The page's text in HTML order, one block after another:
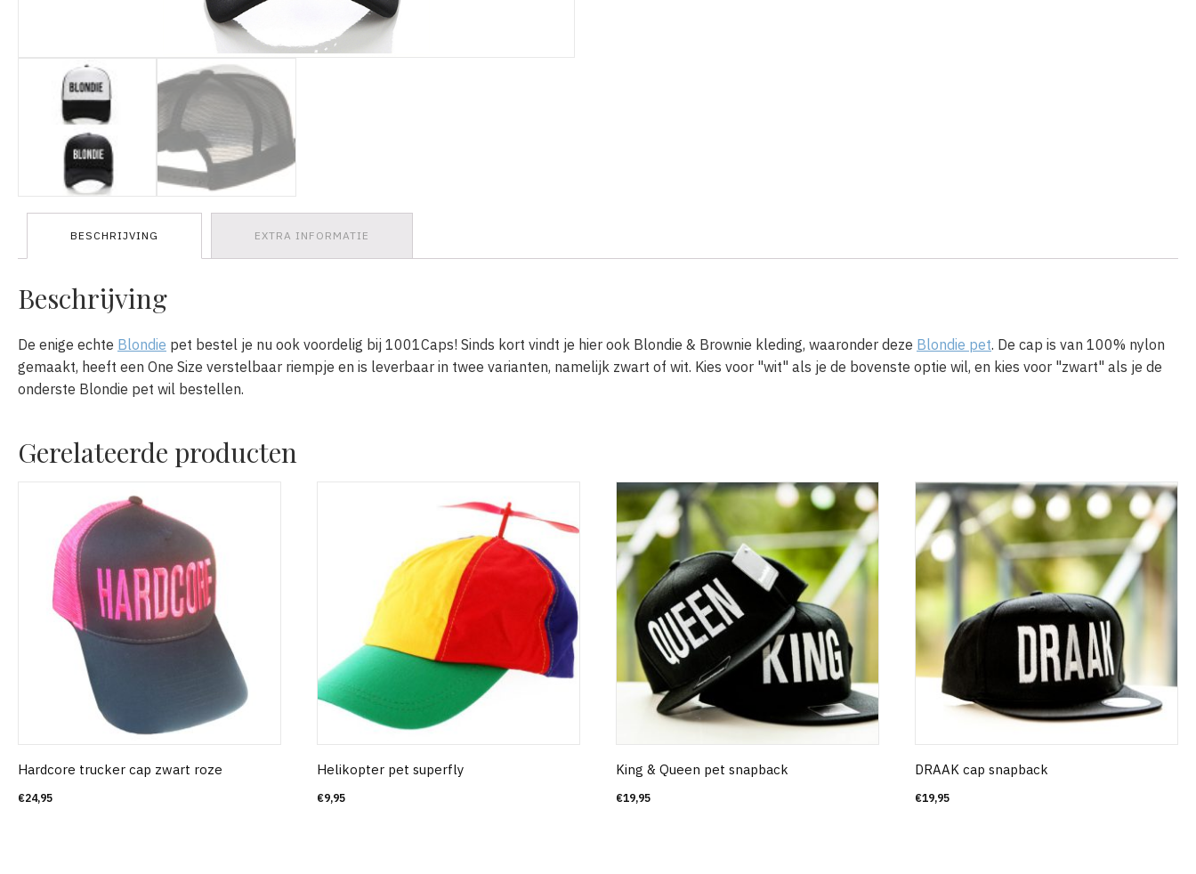
BESCHRIJVING EXTRA INFORMATIE
Beschrijving
De enige echte Blondie pet bestel je nu ook voordelig bij 1001Caps! Sinds kort vindt je hier ook Blondie & Brownie kleding, waaronder deze Blondie pet. De cap is van 100% nylon
gemaakt, heeft een One Size verstelbaar riempje en is leverbaar in twee varianten, namelijk zwart of wit. Kies voor "wit" als je de bovenste optie wil, en kies voor "zwart" als je de
onderste Blondie pet wil bestellen.
Gerelateerde producten
Hardcore trucker cap zwart roze
€24,95
Helikopter pet superfly
€9,95
King & Queen pet snapback
€19,95
DRAAK cap snapback
€19,95